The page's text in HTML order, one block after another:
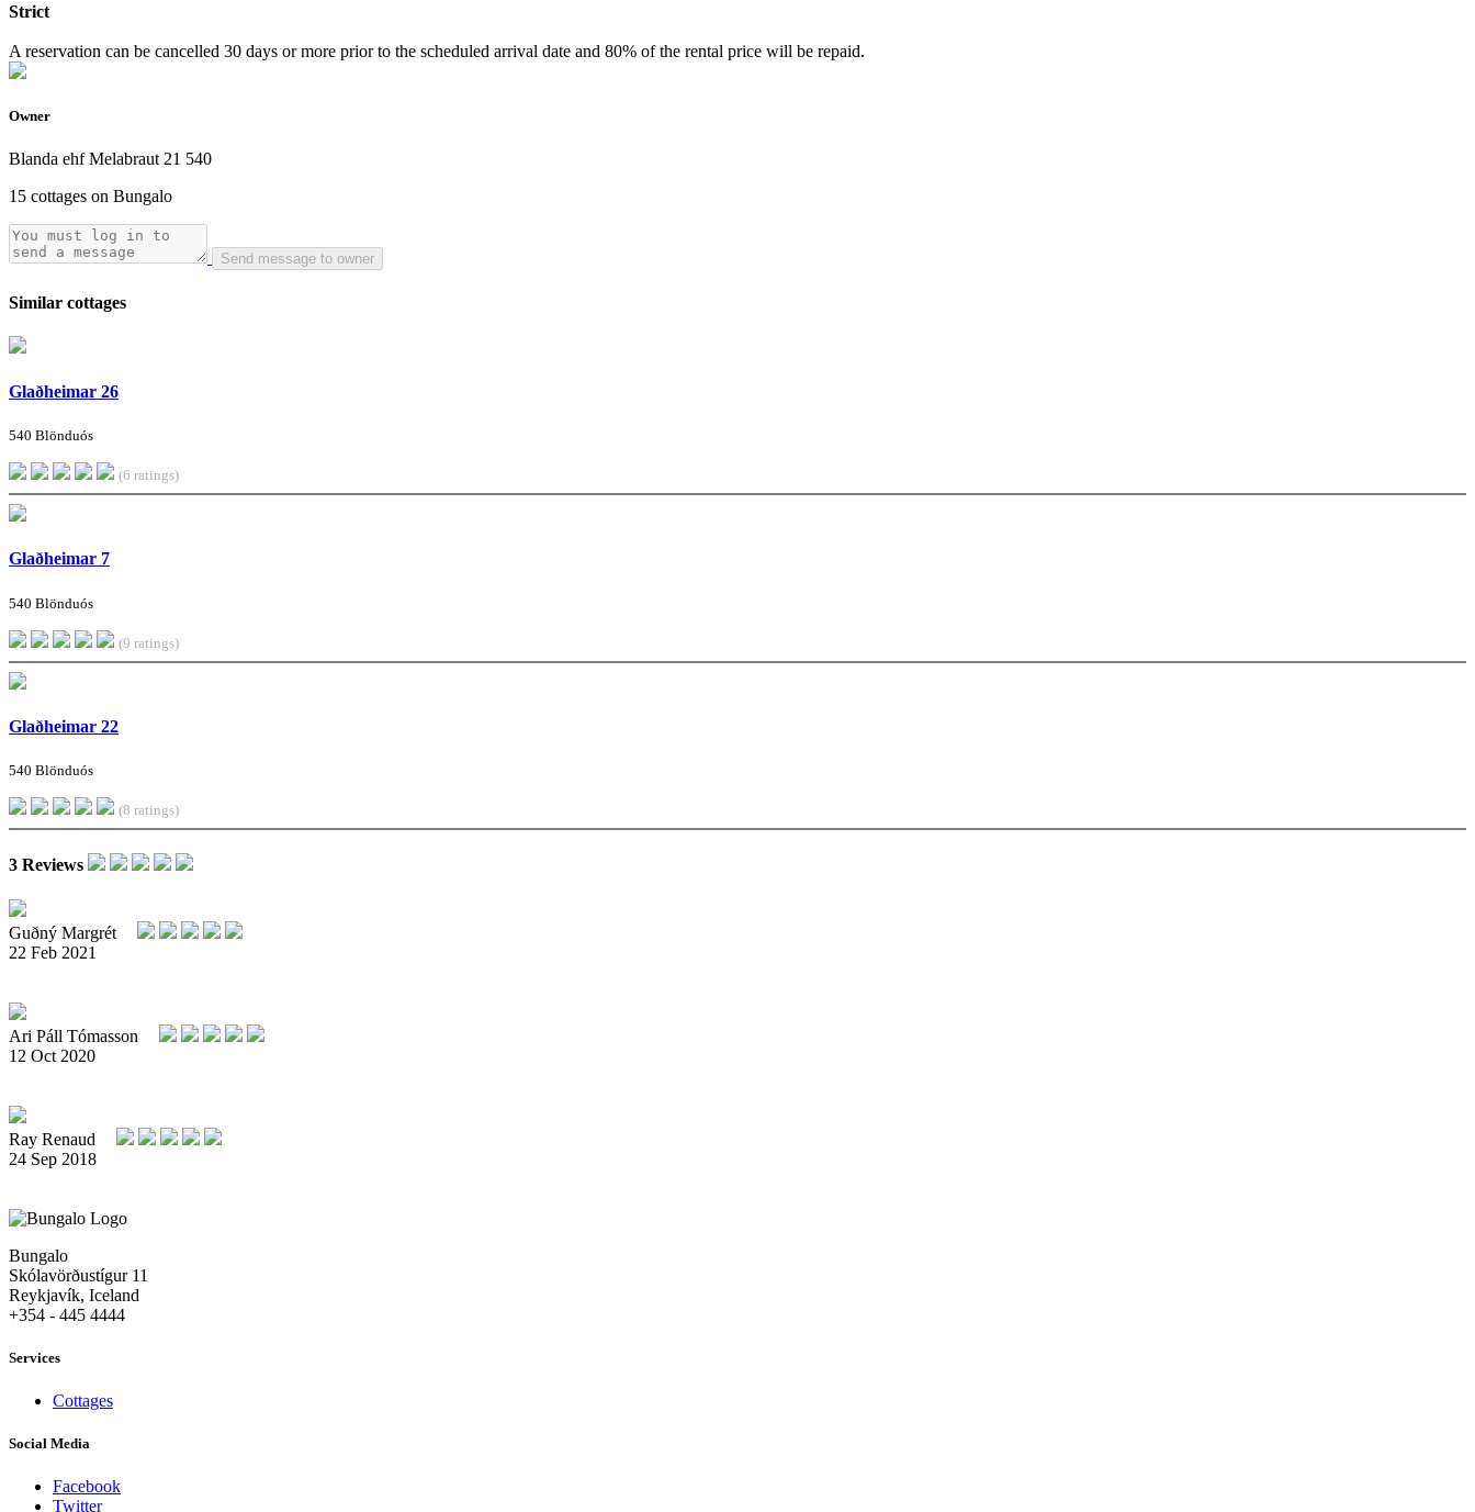
Strict
A reservation can be cancelled 30 days or more prior to the scheduled arrival date and 80% of the rental price will be repaid.
Owner
Blanda ehf Melabraut 21 540
15 cottages on Bungalo
Send message to owner
Similar cottages
Glaðheimar 26
540 Blönduós
(6 ratings)
Glaðheimar 7
540 Blönduós
(9 ratings)
Glaðheimar 22
540 Blönduós
(8 ratings)
3 Reviews
Guðný Margrét
22 Feb 2021
Ari Páll Tómasson
12 Oct 2020
Ray Renaud
24 Sep 2018
Bungalo
Skólavörðustígur 11
Reykjavík, Iceland
+354 - 445 4444
Services
Cottages
Social Media
Facebook
Twitter